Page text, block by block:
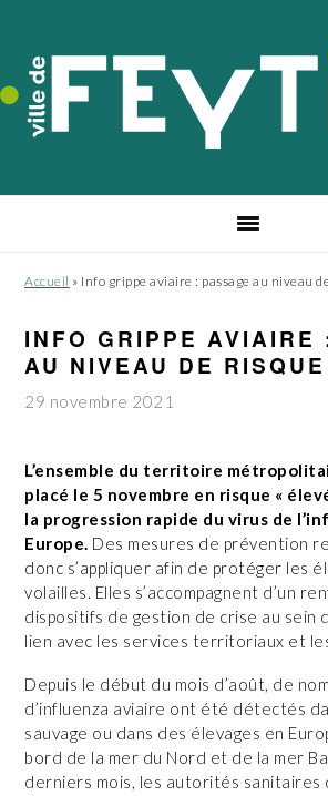
navigation
principale
contenu
principal
pied
de
page
Accueil » Info grippe aviaire : passage au niveau
INFO GRIPPE AVIAIRE
AU NIVEAU DE
29 novembre 2021
L’ensemble du territoire
placé le 5 novembre en risque «
la progression rapide du virus de
Europe. Des mesures de prévention
donc s’appliquer afin de protéger les
volailles. Elles s’accompagnent d’un
dispositifs de gestion de crise au sein
lien avec les services territoriaux et
Depuis le début du mois d’août, de
d’influenza aviaire ont été détectés
sauvage ou dans des élevages en
bord de la mer du Nord et de la mer
derniers mois, les autorités sanitaires